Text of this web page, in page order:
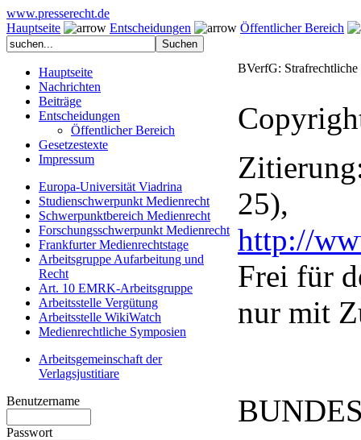
www.presserecht.de
Hauptseite
Entscheidungen Öffentlicher Bereich
Hauptseite
Nachrichten
Beiträge
Entscheidungen
Öffentlicher Bereich
Gesetzestexte
Impressum
Europa-Universität Viadrina
Studienschwerpunkt Medienrecht
Schwerpunktbereich Medienrecht
Forschungsschwerpunkt Medienrecht
Frankfurter Medienrechtstage
Arbeitsgruppe Aufarbeitung und
Recht
Art. 10 EMRK-Arbeitsgruppe
Arbeitsstelle Vergütung
Arbeitsstelle WikiWatch
Medienrechtliche Symposien
Arbeitsgemeinschaft der
Verlagsjustitiare
Benutzername
Passwort
BVerfG:
25),
http://
Frei für
nur mit